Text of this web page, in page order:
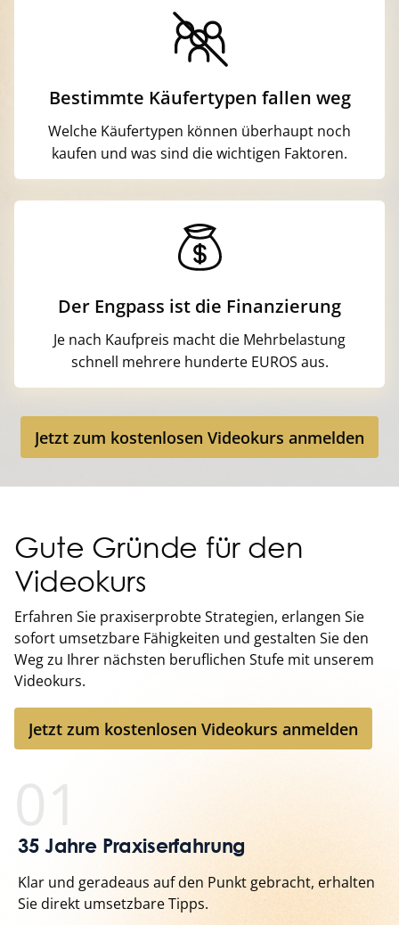
Bestimmte Käufertypen fallen weg
Welche Käufertypen können überhaupt noch
kaufen und was sind die wichtigen Faktoren.
Der Engpass ist die Finanzierung
Je nach Kaufpreis macht die Mehrbelastung
schnell mehrere hunderte EUROS aus.
Jetzt zum kostenlosen Videokurs anmelden
Jetzt zum kostenlosen Videokurs anmelden
Gute Gründe für den
Videokurs
Erfahren Sie praxiserprobte Strategien, erlangen Sie
sofort umsetzbare Fähigkeiten und gestalten Sie den
Weg zu Ihrer nächsten beruflichen Stufe mit unserem
Videokurs.
Jetzt zum kostenlosen Videokurs anmelden
Jetzt zum kostenlosen Videokurs anmelden
35 Jahre Praxiserfahrung
Klar und geradeaus auf den Punkt gebracht, erhalten
Sie direkt umsetzbare Tipps.